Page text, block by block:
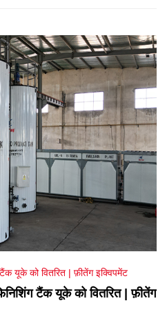
यूके को वितरित | फ़ीतेंग इक्विपमेंट
टैंक यूके को वितरित | फ़ीतेंग